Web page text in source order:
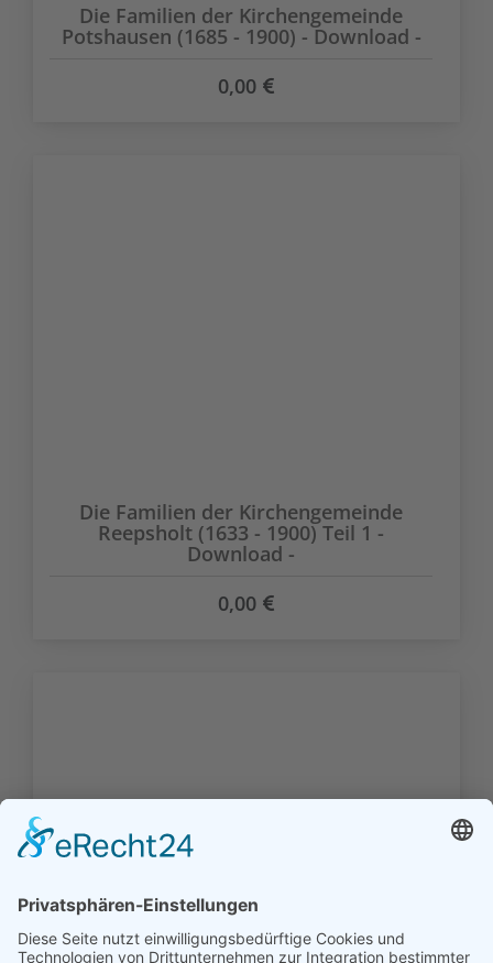
Die Familien der Kirchengemeinde
Potshausen (1685 - 1900) - Download -
0,00
Die Familien der Kirchengemeinde
Reepsholt (1633 - 1900) Teil 1 -
Download -
0,00